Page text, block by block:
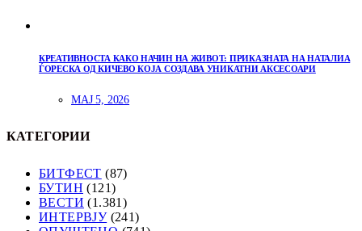
КРЕАТИВНОСТА КАКО НАЧИН НА ЖИВОТ: ПРИКАЗНАТА НА НАТАЛИА
ЃОРЕСКА ОД КИЧЕВО КОЈА СОЗДАВА УНИКАТНИ АКСЕСОАРИ
МАЈ 5, 2026
КАТЕГОРИИ
БИТФЕСТ (87)
БУТИН (121)
ВЕСТИ (1.381)
ИНТЕРВЈУ(241)